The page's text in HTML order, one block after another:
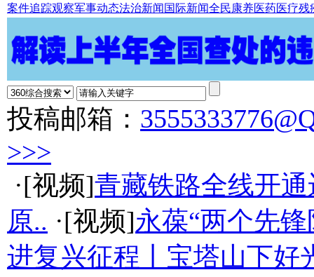
案件追踪观察军事动态法治新闻 国际新闻全民康养医药医疗残
投稿邮箱：
>>>
·[视频]青藏铁路全线开
原.. ·[视频]永葆“两个先
进复兴征程丨宝塔山下好